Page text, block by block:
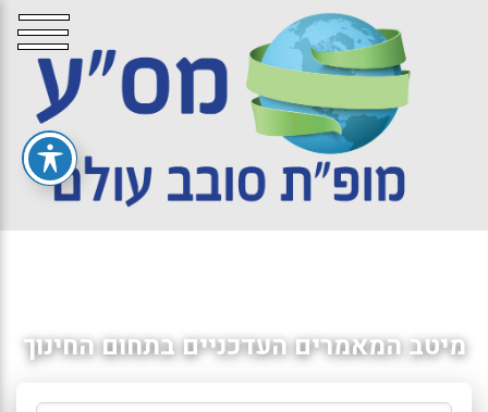
מיטב המאמרים העדכניים בתחום החינוך